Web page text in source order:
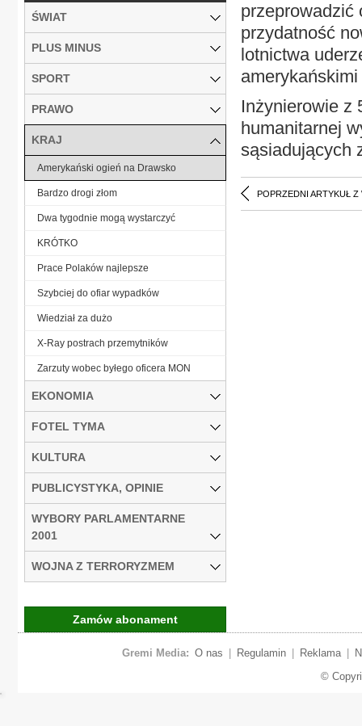
przeprowadzić
przydatność
lotnictwa
Inżynierowie z
humanitarnej
sąsiadujących
POPRZEDNI ARTYKUŁ Z
ŚWIAT
PLUS MINUS
SPORT
PRAWO
KRAJ
Amerykański ogień na Drawsko
Bardzo drogi złom
Dwa tygodnie mogą wystarczyć
KRÓTKO
Prace Polaków najlepsze
Szybciej do ofiar wypadków
Wiedział za dużo
X-Ray postrach przemytników
Zarzuty wobec byłego oficera MON
EKONOMIA
FOTEL TYMA
KULTURA
PUBLICYSTYKA, OPINIE
WYBORY PARLAMENTARNE
2001
WOJNA Z TERRORYZMEM
Zamów abonament
Gremi Media: O nas Regulamin Reklama
©